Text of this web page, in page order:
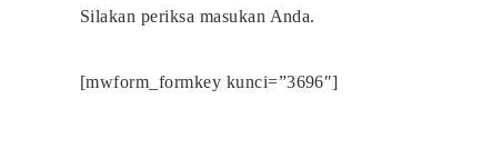
Silakan periksa masukan Anda.
[mwform_formkey kunci=”3696″]